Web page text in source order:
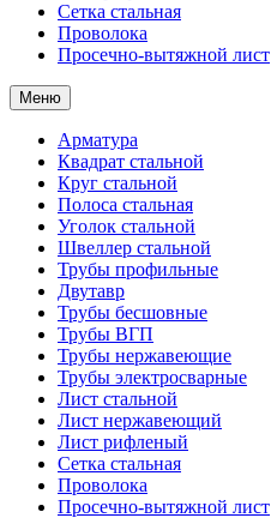
Сетка стальная
Проволока
Просечно-вытяжной лист
Меню
Арматура
Квадрат стальной
Круг стальной
Полоса стальная
Уголок стальной
Швеллер стальной
Трубы профильные
Двутавр
Трубы бесшовные
Трубы ВГП
Трубы нержавеющие
Трубы электросварные
Лист стальной
Лист нержавеющий
Лист рифленый
Сетка стальная
Проволока
Просечно-вытяжной лист